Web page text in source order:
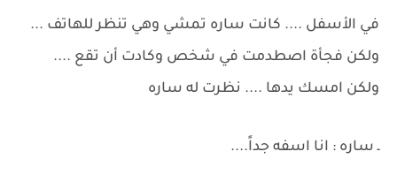
في الأسفل .... كانت ساره تمشي وهي تنظر للهاتف ...
ولكن فجأة اصطدمت في شخص وكادت أن تقع ....
ولكن امسك يدها .... نظرت له ساره
ـ ساره : انا اسفه جداً....